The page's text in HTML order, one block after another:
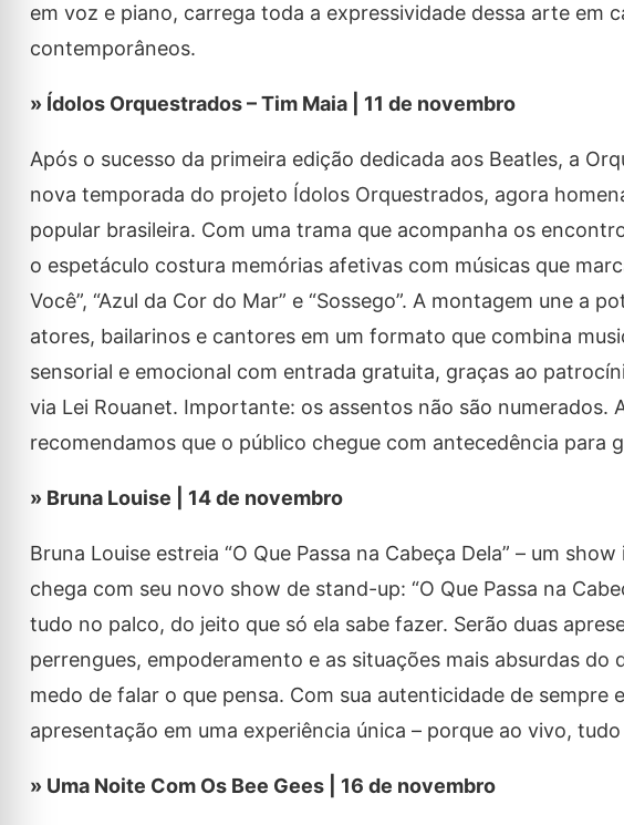
em voz e piano, carrega toda a expressividade dessa arte em
contemporâneos.
» Ídolos Orquestrados – Tim Maia | 11 de novembro
Após o sucesso da primeira edição dedicada aos Beatles, a
nova temporada do projeto Ídolos Orquestrados, agora
popular brasileira. Com uma trama que acompanha os
o espetáculo costura memórias afetivas com músicas que
Você”, “Azul da Cor do Mar” e “Sossego”. A montagem une a
atores, bailarinos e cantores em um formato que combina
sensorial e emocional com entrada gratuita, graças ao
via Lei Rouanet. Importante: os assentos não são numerados.
recomendamos que o público chegue com antecedência para
» Bruna Louise | 14 de novembro
Bruna Louise estreia “O Que Passa na Cabeça Dela” – um
chega com seu novo show de stand-up: “O Que Passa na
tudo no palco, do jeito que só ela sabe fazer. Serão duas
perrengues, empoderamento e as situações mais absurdas
medo de falar o que pensa. Com sua autenticidade de
apresentação em uma experiência única – porque ao vivo,
» Uma Noite Com Os Bee Gees | 16 de novembro